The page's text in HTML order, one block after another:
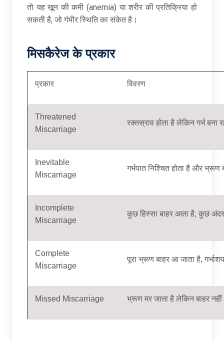
तो यह खून की कमी (anemia) या शरीर की प्रतिक्रिया हो
सकती है, जो गंभीर स्थिति का संकेत है।
मिसकैरेज के प्रकार
प्रकार विवरण
Threatened
Miscarriage
रक्तस्राव होता है लेकिन गर्भ बना
Inevitable
Miscarriage
गर्भपात निश्चित होता है और
Incomplete
Miscarriage
कुछ हिस्सा बाहर आता है, कुछ
Complete
Miscarriage
पूरा भ्रूण बाहर आ जाता है,
Missed Miscarriage भ्रूण मर जाता है लेकिन बाहर